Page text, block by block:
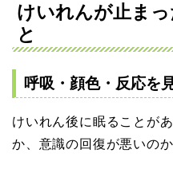
けいれんが止ま
と
呼吸・顔色・反応を
けいれん後に眠ることが
か、意識の回復が悪いの